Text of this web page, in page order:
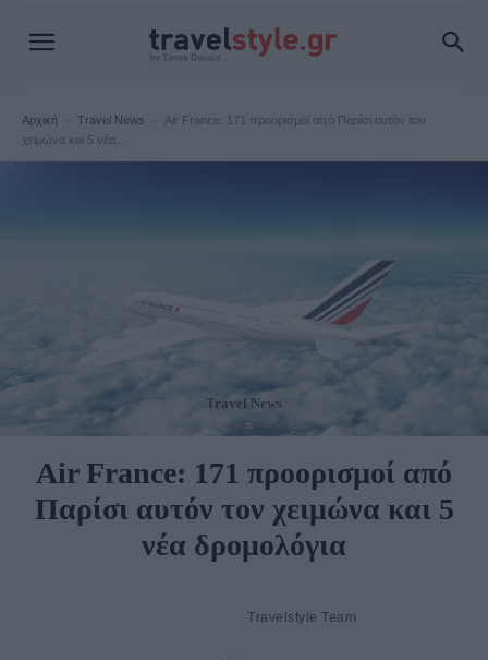
Αρχική Travel News
Air France: 171 προορισμοί από Παρίσι αυτόν τον
χειμώνα και 5 νέα...
Travel News
Air France: 171 προορισμοί από
Παρίσι αυτόν τον χειμώνα και 5
νέα δρομολόγια
Travelstyle Team